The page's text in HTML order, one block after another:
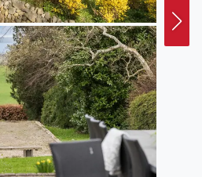
Besuchen Sie unter
Den Gamle By oder das
Aros mit dem
auf dem Dach.
benötigen, gibt es auf dem
Ferienobjekte. Ein
steht zur Verfügung.